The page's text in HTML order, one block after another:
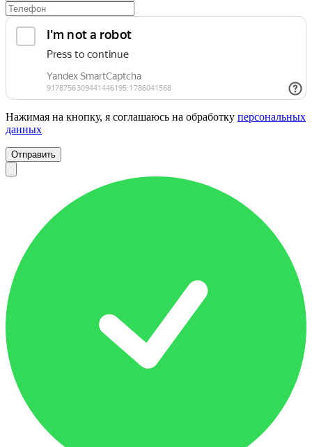
Нажимая на кнопку, я соглашаюсь на обработку персональных
данных
Отправить